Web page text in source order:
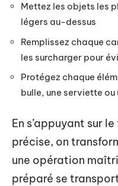
Mettez les objets les
légers au-dessus
Remplissez chaque
les surcharger pour
Protégez chaque
bulle, une serviette ou
En s’appuyant sur
précise, on
une opération
préparé se